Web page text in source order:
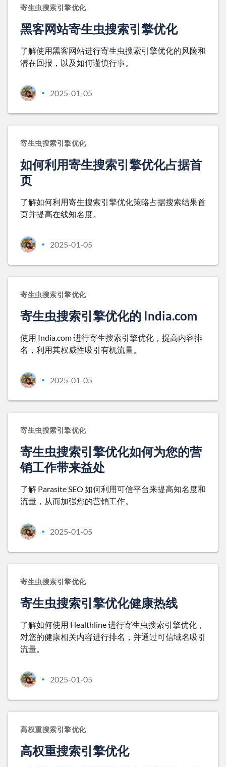
寄生虫搜索引擎优化
黑客网站寄生虫搜索引擎优化
了解使用黑客网站进行寄生虫搜索引擎优化的风险和
潜在回报，以及如何谨慎行事。
• 2025-01-05
寄生虫搜索引擎优化
如何利用寄生搜索引擎优化占据首
页
了解如何利用寄生搜索引擎优化策略占据搜索结果首
页并提高在线知名度。
• 2025-01-05
寄生虫搜索引擎优化
寄生虫搜索引擎优化的 India.com
使用 India.com 进行寄生搜索引擎优化，提高内容排
名，利用其权威性吸引有机流量。
• 2025-01-05
寄生虫搜索引擎优化
寄生虫搜索引擎优化如何为您的营
销工作带来益处
了解 Parasite SEO 如何利用可信平台来提高知名度和
流量，从而加强您的营销工作。
• 2025-01-05
寄生虫搜索引擎优化
寄生虫搜索引擎优化健康热线
了解如何使用 Healthline 进行寄生虫搜索引擎优化，
对您的健康相关内容进行排名，并通过可信域名吸引
流量。
• 2025-01-05
高权重搜索引擎优化
高权重搜索引擎优化